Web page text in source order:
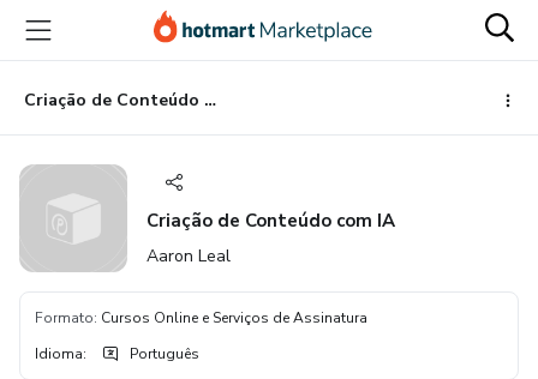
para
conteúdo
principal
para
pagamento
para
rodapé
Criação de Conteúdo com IA
Criação de Conteúdo com IA
Aaron Leal
Formato: Cursos Online e Serviços de Assinatura
Idioma: Português